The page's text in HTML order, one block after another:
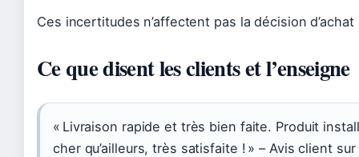
Ces incertitudes n’affectent pas la décision
Ce que disent les clients et l’enseigne
« Livraison rapide et très bien faite. Produit
cher qu’ailleurs, très satisfaite ! » – Avis client